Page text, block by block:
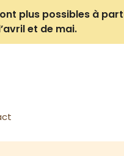
plus possibles à
et de mai.